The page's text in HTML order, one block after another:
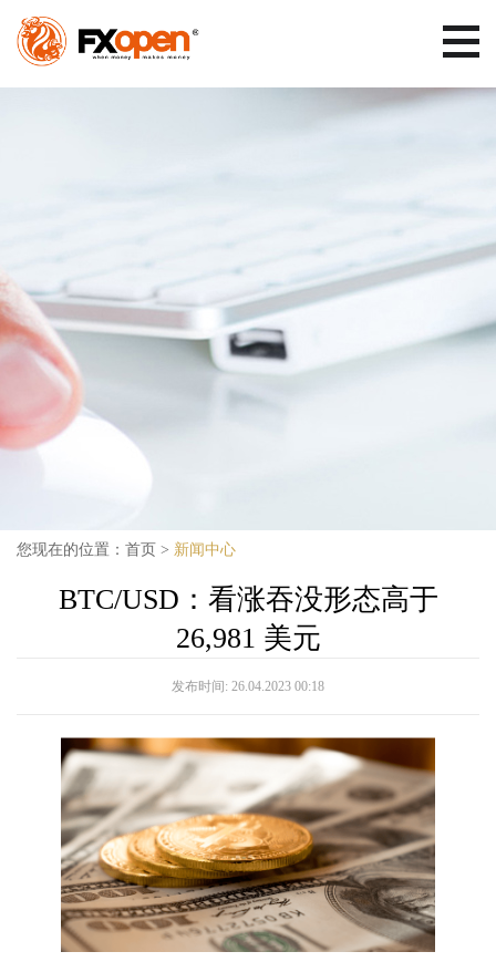
您现在的位置： 首页 > 新闻中心
BTC/USD：看涨吞没形态高于
26,981 美元
发布时间: 26.04.2023 00:18